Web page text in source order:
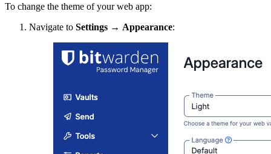
To change the theme of your web app:
Navigate to Settings → Appearance: